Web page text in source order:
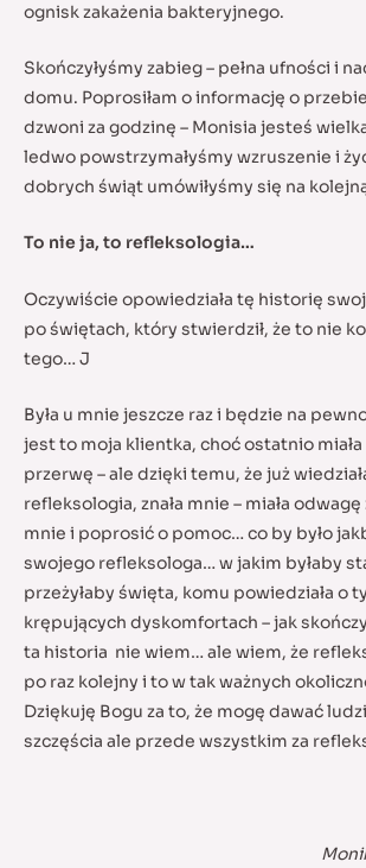
ognisk zakażenia bakteryjnego.
Skończyłyśmy zabieg – pełna ufności i
domu. Poprosiłam o informację o
dzwoni za godzinę – Monisia jesteś
ledwo powstrzymałyśmy wzruszenie i
dobrych świąt umówiłyśmy się na
To nie ja, to refleksologia…
Oczywiście opowiedziała tę historię
po świętach, który stwierdził, że to nie
tego… J
Była u mnie jeszcze raz i będzie na
jest to moja klientka, choć ostatnio
przerwę – ale dzięki temu, że już
refleksologia, znała mnie – miała
mnie i poprosić o pomoc… co by było
swojego refleksologa… w jakim byłaby
przeżyłaby święta, komu powiedziała o
krępujących dyskomfortach – jak
ta historia nie wiem… ale wiem, że
po raz kolejny i to w tak ważnych
Dziękuję Bogu za to, że mogę dawać
szczęścia ale przede wszystkim za